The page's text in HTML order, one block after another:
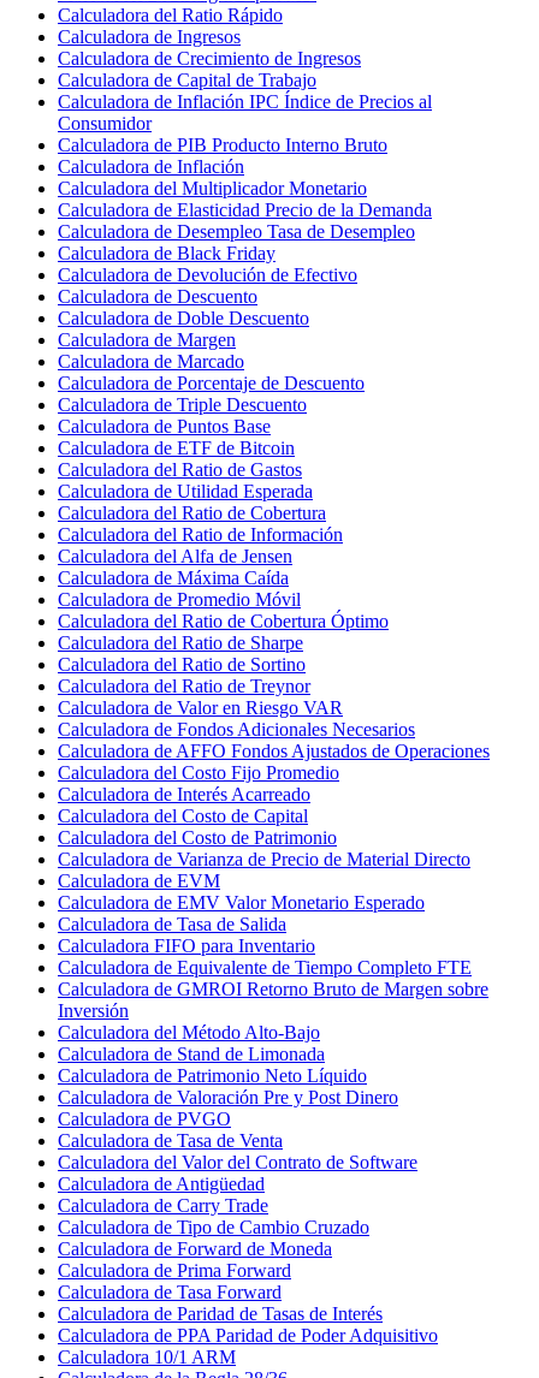
Calculadora del Ratio Rápido
Calculadora de Ingresos
Calculadora de Crecimiento de Ingresos
Calculadora de Capital de Trabajo
Calculadora de Inflación IPC Índice de Precios al
Consumidor
Calculadora de PIB Producto Interno Bruto
Calculadora de Inflación
Calculadora del Multiplicador Monetario
Calculadora de Elasticidad Precio de la Demanda
Calculadora de Desempleo Tasa de Desempleo
Calculadora de Black Friday
Calculadora de Devolución de Efectivo
Calculadora de Descuento
Calculadora de Doble Descuento
Calculadora de Margen
Calculadora de Marcado
Calculadora de Porcentaje de Descuento
Calculadora de Triple Descuento
Calculadora de Puntos Base
Calculadora de ETF de Bitcoin
Calculadora del Ratio de Gastos
Calculadora de Utilidad Esperada
Calculadora del Ratio de Cobertura
Calculadora del Ratio de Información
Calculadora del Alfa de Jensen
Calculadora de Máxima Caída
Calculadora de Promedio Móvil
Calculadora del Ratio de Cobertura Óptimo
Calculadora del Ratio de Sharpe
Calculadora del Ratio de Sortino
Calculadora del Ratio de Treynor
Calculadora de Valor en Riesgo VAR
Calculadora de Fondos Adicionales Necesarios
Calculadora de AFFO Fondos Ajustados de Operaciones
Calculadora del Costo Fijo Promedio
Calculadora de Interés Acarreado
Calculadora del Costo de Capital
Calculadora del Costo de Patrimonio
Calculadora de Varianza de Precio de Material Directo
Calculadora de EVM
Calculadora de EMV Valor Monetario Esperado
Calculadora de Tasa de Salida
Calculadora FIFO para Inventario
Calculadora de Equivalente de Tiempo Completo FTE
Calculadora de GMROI Retorno Bruto de Margen sobre
Inversión
Calculadora del Método Alto-Bajo
Calculadora de Stand de Limonada
Calculadora de Patrimonio Neto Líquido
Calculadora de Valoración Pre y Post Dinero
Calculadora de PVGO
Calculadora de Tasa de Venta
Calculadora del Valor del Contrato de Software
Calculadora de Antigüedad
Calculadora de Carry Trade
Calculadora de Tipo de Cambio Cruzado
Calculadora de Forward de Moneda
Calculadora de Prima Forward
Calculadora de Tasa Forward
Calculadora de Paridad de Tasas de Interés
Calculadora de PPA Paridad de Poder Adquisitivo
Calculadora 10/1 ARM